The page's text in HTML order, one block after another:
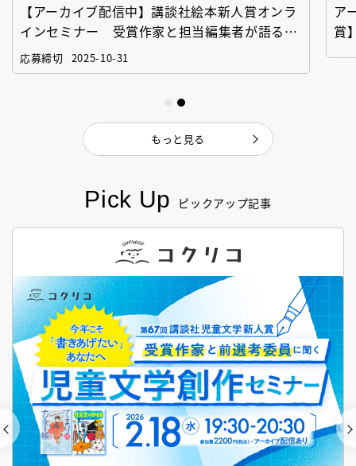
Pick Up ピックアップ記事
【アーカイブ配信中】講談社絵本新人賞オンラ
インセミナー 受賞作家と担当編集者が語る
「絵本創作実践講座」
応募締切 2025-10-31
ア
賞
もっと見る